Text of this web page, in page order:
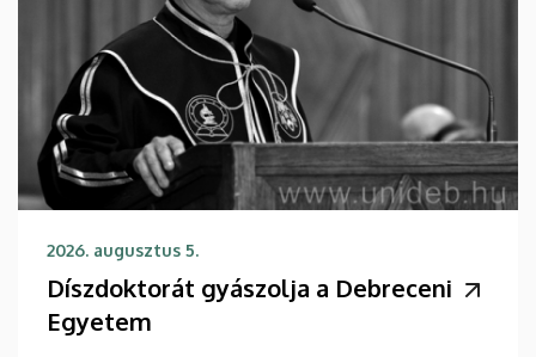
2026. augusztus 5.
Díszdoktorát gyászolja a Debreceni
Egyetem